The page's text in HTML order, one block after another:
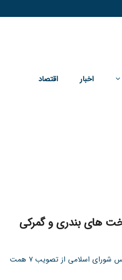
اخبار اقتصاد
نماینده مردم دشتی و تنگستان در مجلس شورای اسلامی از تصویب ۷ همت